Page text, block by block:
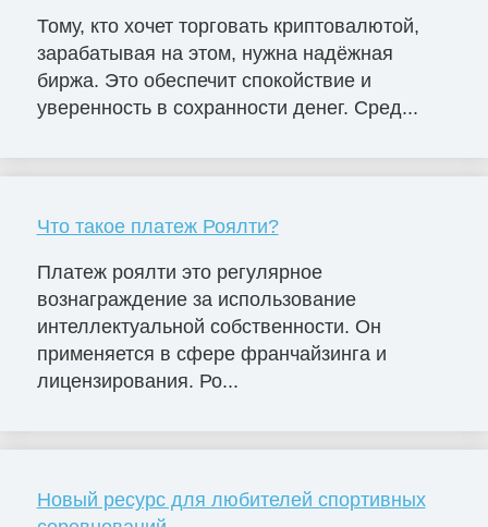
Тому, кто хочет торговать криптовалютой,
зарабатывая на этом, нужна надёжная
биржа. Это обеспечит спокойствие и
уверенность в сохранности денег. Сред...
Что такое платеж Роялти?
Платеж роялти это регулярное
вознаграждение за использование
интеллектуальной собственности. Он
применяется в сфере франчайзинга и
лицензирования. Ро...
Новый ресурс для любителей спортивных